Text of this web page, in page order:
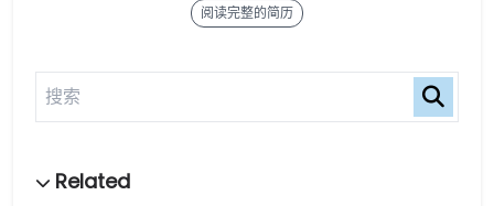
阅读完整的简历